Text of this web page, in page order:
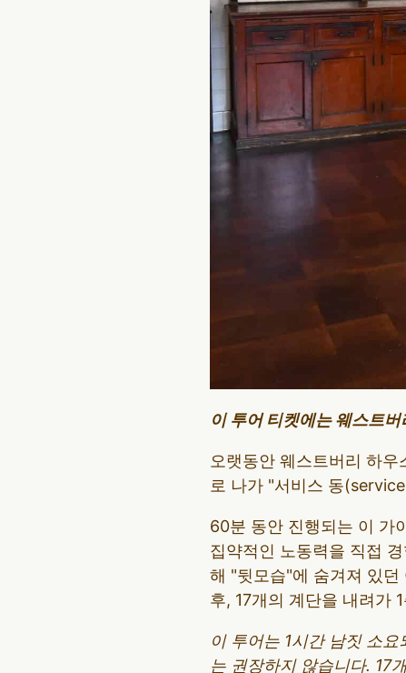
이 투어 티켓에는 웨스트
오랫동안 웨스트버리 하
로 나가 "서비스 동
60분 동안 진행되는 이 가
집약적인 노동력을 직접
해 "뒷모습"에 숨겨져 있
후, 17개의 계단을 내려가
이 투어는 1시간 남짓 소
는 권장하지 않습니다. 17